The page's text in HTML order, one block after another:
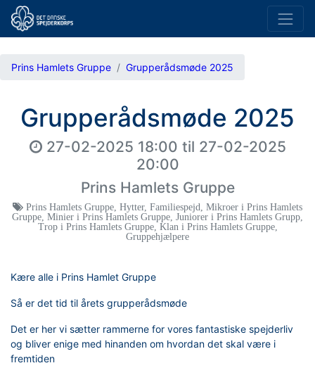
Prins Hamlets Gruppe Grupperådsmøde 2025
Grupperådsmøde 2025
27-02-2025 18:00 til 27-02-2025
20:00
Prins Hamlets Gruppe
Prins Hamlets Gruppe Hytter, Familiespejd
Mikroer i Prins Hamlets
Gruppe Minier i Prins Hamlets Gruppe Juniorer i Prins Hamlets Grupp
Trop i Prins Hamlets Gruppe, Klan i Prins Hamlets Gruppe,
Gruppehjælpere
Kære alle i Prins Hamlet Gruppe
Så er det tid til årets grupperådsmøde
Det er her vi sætter rammerne for vores fantastiske spejderliv
og bliver enige med hinanden om hvordan det skal være i
fremtiden